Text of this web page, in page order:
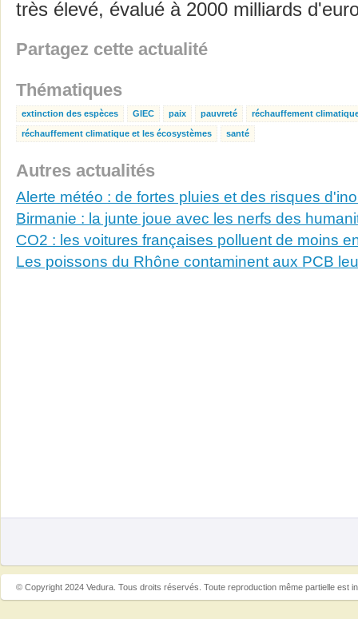
très élevé, évalué à 2000 milliards
Partagez cette actualité
Thématiques
extinction des espèces GIEC paix pauvreté réchauffement
réchauffement climatique et les écosystèmes santé
Autres actualités
Alerte météo : de fortes pluies et des risques
Birmanie : la junte joue avec les nerfs des
CO2 : les voitures françaises polluent de moins
Les poissons du Rhône contaminent aux PCB
© Copyright 2024 Vedura. Tous droits réservés. Toute reproduction même partielle est